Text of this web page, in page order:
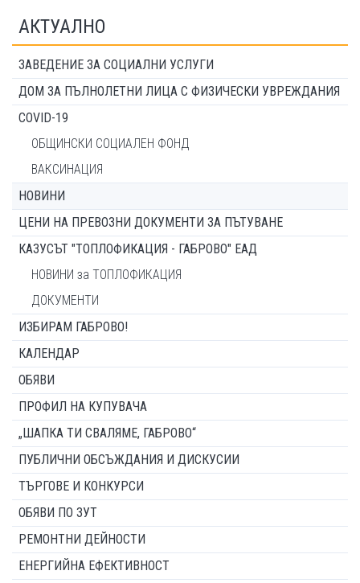
АКТУАЛНО
ЗАВЕДЕНИЕ ЗА СОЦИАЛНИ УСЛУГИ
ДОМ ЗА ПЪЛНОЛЕТНИ ЛИЦА С ФИЗИЧЕСКИ УВРЕЖДАНИЯ
COVID-19
ОБЩИНСКИ СОЦИАЛЕН ФОНД
ВАКСИНАЦИЯ
НОВИНИ
ЦЕНИ НА ПРЕВОЗНИ ДОКУМЕНТИ ЗА ПЪТУВАНЕ
КАЗУСЪТ "ТОПЛОФИКАЦИЯ - ГАБРОВО" ЕАД
НОВИНИ за ТОПЛОФИКАЦИЯ
ДОКУМЕНТИ
ИЗБИРАМ ГАБРОВО!
КАЛЕНДАР
ОБЯВИ
ПРОФИЛ НА КУПУВАЧА
„ШАПКА ТИ СВАЛЯМЕ, ГАБРОВО“
ПУБЛИЧНИ ОБСЪЖДАНИЯ И ДИСКУСИИ
ТЪРГОВЕ И КОНКУРСИ
ОБЯВИ ПО ЗУТ
РЕМОНТНИ ДЕЙНОСТИ
ЕНЕРГИЙНА ЕФЕКТИВНОСТ